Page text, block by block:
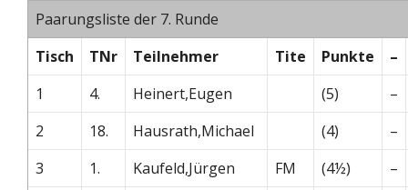
Paarungsliste der 7. Runde
Tisch
TNr Teilnehmer Tite Punkte
–
1
4. Heinert,Eugen (5)
–
2
18. Hausrath,Michael (4)
–
3
1. Kaufeld,Jürgen FM (4½)
–